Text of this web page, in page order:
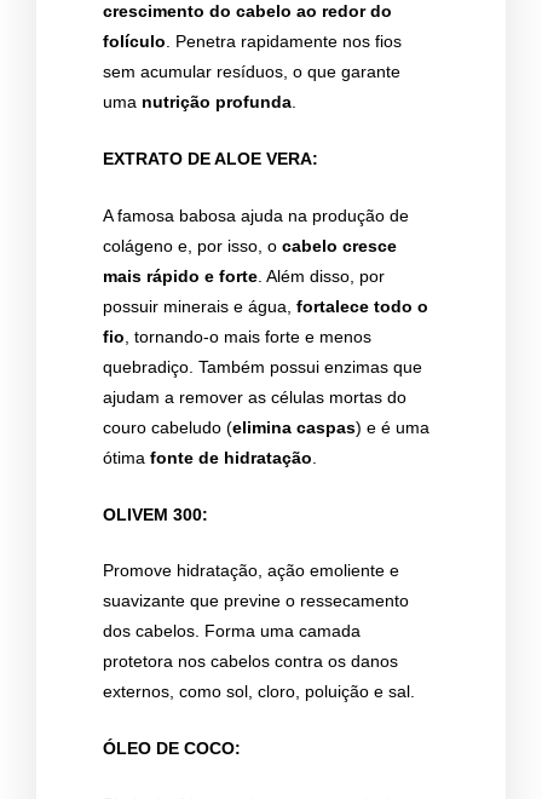
crescimento do cabelo ao redor do
folículo . Penetra rapidamente nos fios
sem acumular resíduos, o que garante
uma nutrição profunda
EXTRATO DE ALOE VERA:
A famosa babosa ajuda na produção de
colágeno e, por isso, o cabelo cresce
mais rápido e forte . Além disso, por
possuir minerais e água, fortalece todo o
fio , tornando-o mais forte e menos
quebradiço. Também possui enzimas que
ajudam a remover as células mortas do
couro cabeludo (elimina caspas) e é uma
ótima fonte de hidratação
OLIVEM 300:
Promove hidratação, ação emoliente e
suavizante que previne o ressecamento
dos cabelos. Forma uma camada
protetora nos cabelos contra os danos
externos, como sol, cloro, poluição e sal.
ÓLEO DE COCO: